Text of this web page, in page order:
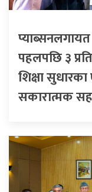
पहलपछि ३
शिक्षा
सकारात्मक